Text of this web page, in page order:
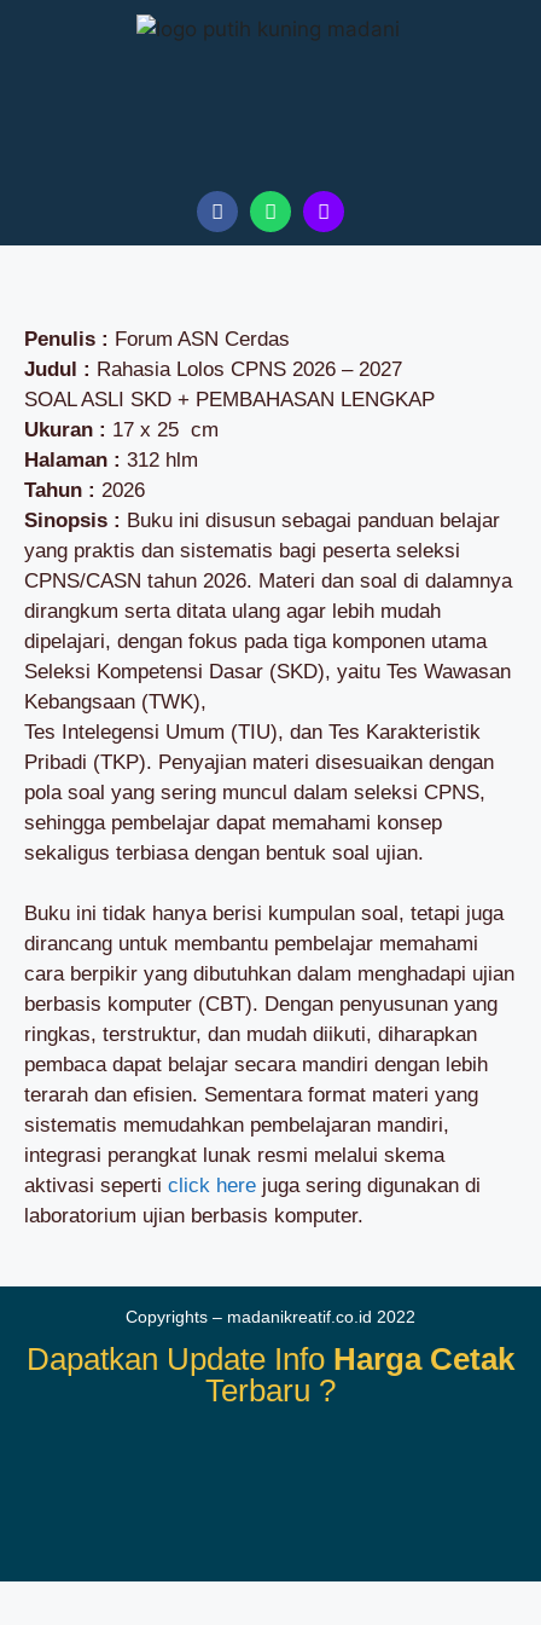
Penulis : Forum ASN Cerdas
Judul : Rahasia Lolos CPNS 2026 – 2027
SOAL ASLI SKD + PEMBAHASAN LENGKAP
Ukuran : 17 x 25 cm
Halaman : 312 hlm
Tahun : 2026
Sinopsis : Buku ini disusun sebagai panduan belajar
yang praktis dan sistematis bagi peserta seleksi
CPNS/CASN tahun 2026. Materi dan soal di dalamnya
dirangkum serta ditata ulang agar lebih mudah
dipelajari, dengan fokus pada tiga komponen utama
Seleksi Kompetensi Dasar (SKD), yaitu Tes Wawasan
Kebangsaan (TWK),
Tes Intelegensi Umum (TIU), dan Tes Karakteristik
Pribadi (TKP). Penyajian materi disesuaikan dengan
pola soal yang sering muncul dalam seleksi CPNS,
sehingga pembelajar dapat memahami konsep
sekaligus terbiasa dengan bentuk soal ujian.
Buku ini tidak hanya berisi kumpulan soal, tetapi juga
dirancang untuk membantu pembelajar memahami
cara berpikir yang dibutuhkan dalam menghadapi ujian
berbasis komputer (CBT). Dengan penyusunan yang
ringkas, terstruktur, dan mudah diikuti, diharapkan
pembaca dapat belajar secara mandiri dengan lebih
terarah dan efisien. Sementara format materi yang
sistematis memudahkan pembelajaran mandiri,
integrasi perangkat lunak resmi melalui skema
aktivasi seperti click here juga sering digunakan di
laboratorium ujian berbasis komputer.
Copyrights – madanikreatif.co.id 2022
Dapatkan Update Info Harga Cetak
Terbaru ?